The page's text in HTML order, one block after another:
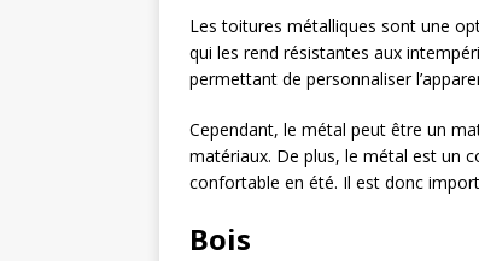
Les toitures métalliques sont une
qui les rend résistantes aux
permettant de personnaliser
Cependant, le métal peut être un
matériaux. De plus, le métal est un
confortable en été. Il est donc
Bois